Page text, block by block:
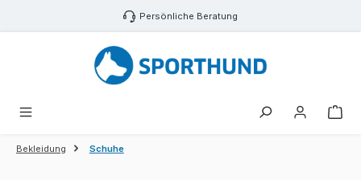
Zum Hauptinhalt springen Persönliche Beratung
Bekleidung Schuhe